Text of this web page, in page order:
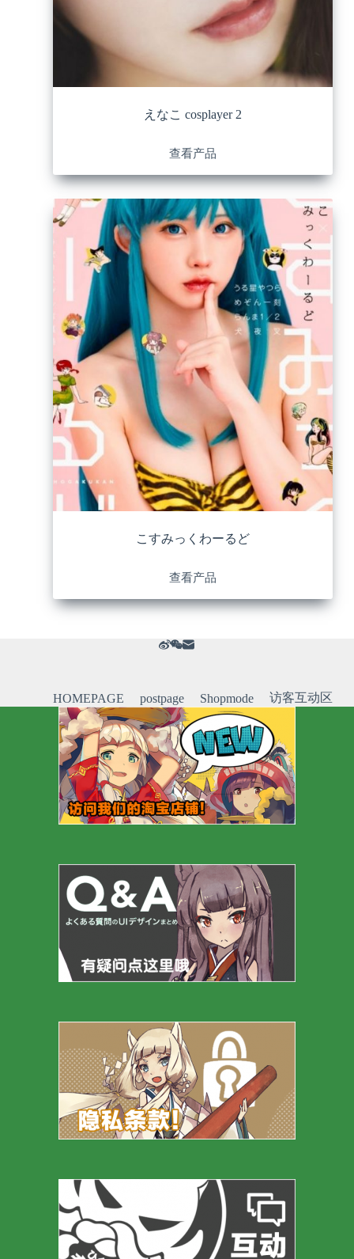
えなこ cosplayer 2
查看产品
こすみっくわーるど
查看产品
HOMEPAGE postpage Shopmode 访客互动区